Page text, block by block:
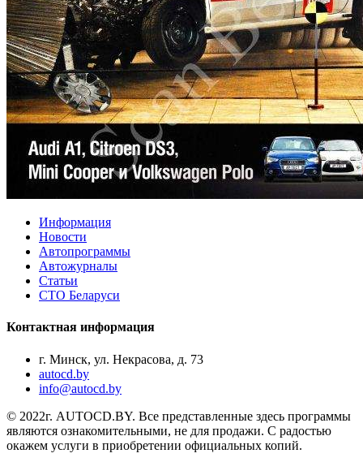
Информация
Новости
Автопрограммы
Автожурналы
Статьи
СТО Беларуси
Контактная информация
г. Минск, ул. Некрасова, д. 73
autocd.by
info@autocd.by
© 2022г. AUTOCD.BY. Все представленные здесь программы
являются ознакомительными, не для продажи. С радостью
окажем услуги в приобретении официальных копий.